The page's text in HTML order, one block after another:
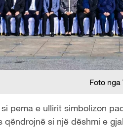
Foto nga
pema e ullirit simbolizon
qëndrojnë si një dëshmi e